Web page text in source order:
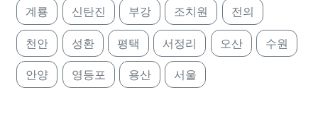
계룡 신탄진 부강 조치원 전의
천안 성환 평택 서정리 오산 수원
안양 영등포 용산 서울